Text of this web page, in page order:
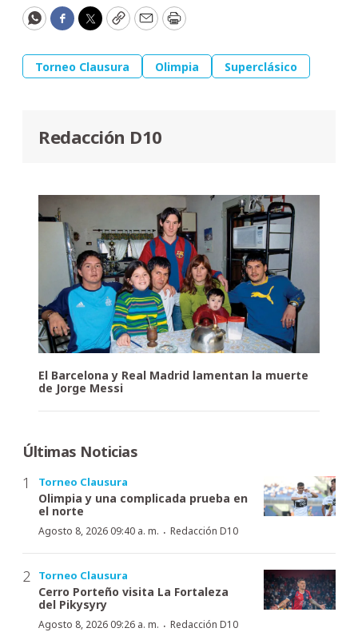
WhatsApp
Facebook
Twitter
CopyEmailPrint
Torneo Clausura Olimpia Superclásico
Redacción D10
El Barcelona y Real Madrid lamentan la muerte
de Jorge Messi
Últimas Noticias
Torneo Clausura
Olimpia y una complicada prueba en
el norte
Agosto 8, 2026 09:40 a. m. · Redacción D10
Torneo Clausura
Cerro Porteño visita La Fortaleza
del Pikysyry
Agosto 8, 2026 09:26 a. m. · Redacción D10